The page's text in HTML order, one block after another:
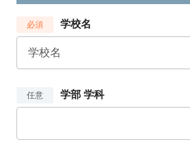
必須 学校名
任意 学部 学科